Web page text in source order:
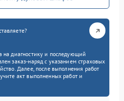
на диагностику и последующий
заказ-наряд с указанием страховых
Далее, после выполнения работ
акт выполненных работ и